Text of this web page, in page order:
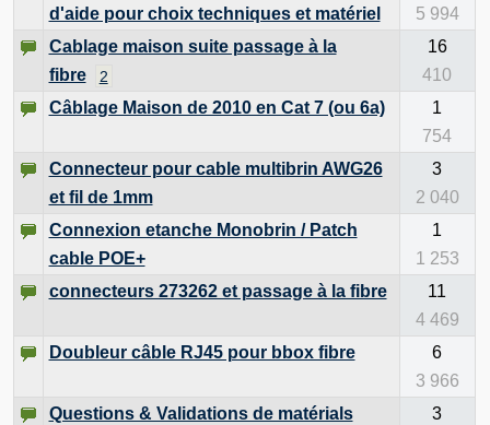
d'aide pour choix techniques et matériel
5 994
Cablage maison suite passage à la
fibre
2
16
410
Câblage Maison de 2010 en Cat 7 (ou 6a)
1
754
Connecteur pour cable multibrin AWG26
et fil de 1mm
3
2 040
Connexion etanche Monobrin / Patch
cable POE+
1
1 253
connecteurs 273262 et passage à la fibre
11
4 469
Doubleur câble RJ45 pour bbox fibre
6
3 966
Questions & Validations de matérials
3